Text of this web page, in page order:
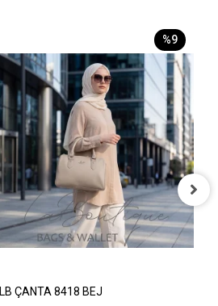
%9
LB ÇANTA 8418 BEJ